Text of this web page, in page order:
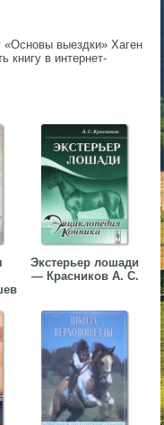
«Основы выездки» Хаген
книгу в интернет-
Экстерьер лошади
— Красников А. С.